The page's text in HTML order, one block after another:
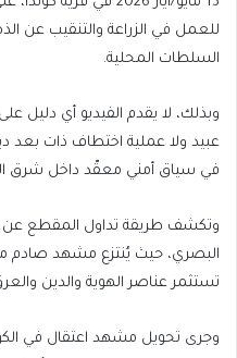
للعمل في الزراعة والتنقيب عن
السلطات المحلية.
وبذلك، لا يقدم الفيديو أي دليل
عبيد ولا عملية اختطاف ذات بعد
في سياق أمني معقّد داخل شرق
وتكشف طريقة تداول المقطع عن
البصري، حيث يُنتزع مشهد صادم
تستثمر عناصر الهوية والدين
وجرى تحويل مشهد اعتقال في